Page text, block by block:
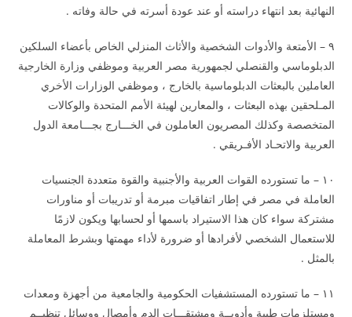
النهائية بعد انتهاء دراسته أو عند عودة أسرته في حالة وفاته .
٩ – الأمتعة والأدوات الشخصية والأثاث المنزلي الخاص بأعضاء السلكين
الدبلوماسي والقنصلي لجمهورية مصر العربية وموظفي وزارة الخارجية
العاملين بالبعثات الدبلوماسية بالخارج ، وموظفي الوزارات الأخري
المـلحقين بهذه البعثات ، والمعارين لهيئة الأمم المتحدة والوكالات
المتخصصة وكذلك المصريون العاملون في الخـــارج بجـــامعة الدول
العربية والاتحـاد الأفـريقي .
١٠ – ما تستورده القوات العربية والأجنبية والقوة متعددة الجنسيات
العاملة في مصر في إطار اتفاقيات مبرمة أو تدريبات أو مناورات
مشتركة سواء كان هذا الاستيراد باسمها أو لحسابها ويكون لازمًا
للاستعمال الشخصي لأفرادها أو ضرورة لأداء مهمتها وبشرط المعاملة
بالمثل .
١١ – ما تستورده المستشفيات الحكومية والجامعية من أجهزة ومعدات
ومستلزمات طبية وأدويــة ومشتقـــات الدم وأمصال ووسائل تنظيــم